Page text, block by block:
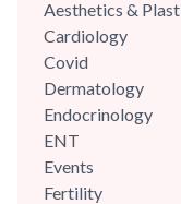
and...Aesthetics &
Cardiology
Covid
Dermatology
Endocrinology
ENT
Events
Fertility